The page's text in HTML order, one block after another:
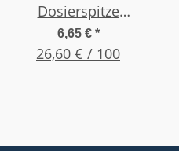
Dosierspitze
Smooth-Flow, Gr.
18G 1,26" (32,0mm)
6,65 € *
26,60 € / 100